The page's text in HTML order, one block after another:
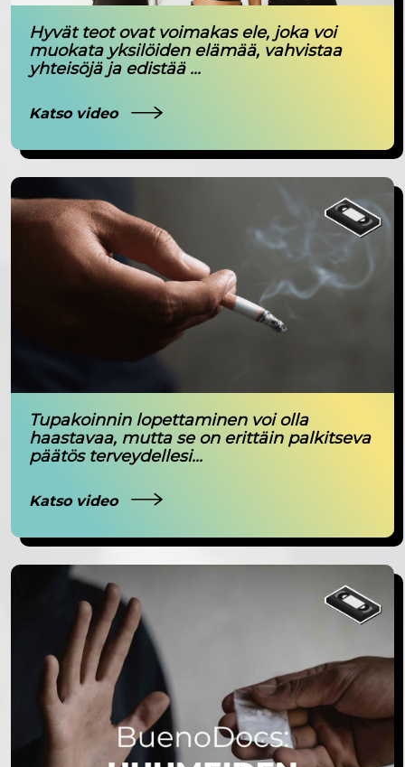
Hyvät teot ovat voimakas ele, joka voi
muokata yksilöiden elämää, vahvistaa
yhteisöjä ja edistää ...
Katso video
Tupakoinnin lopettaminen voi olla
haastavaa, mutta se on erittäin palkitseva
päätös terveydellesi...
Katso video